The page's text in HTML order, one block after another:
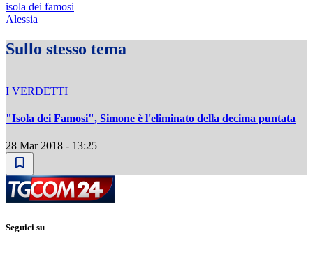
isola dei famosi
Alessia
Sullo stesso tema
I VERDETTI
"Isola dei Famosi", Simone è l'eliminato della decima puntata
28 Mar 2018 - 13:25
Seguici su